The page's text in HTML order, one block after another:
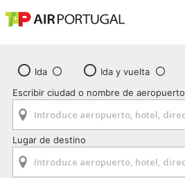
Ida
Ida y vuelta
Escribir ciudad o nombre de aeropuerto
Lugar de destino